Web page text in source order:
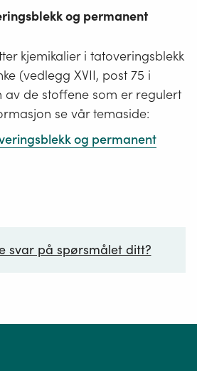
og permanent
kjemikalier i tatoveringsblekk
(vedlegg XVII, post 75 i
av de stoffene som er regulert
se vår temaside:
og permanent
svar på spørsmålet ditt?